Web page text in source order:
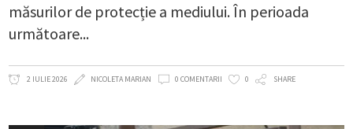
măsurilor de protecție a mediului. În perioada
următoare
2 IULIE 2026 NICOLETA MARIAN 0 COMENTARII 0 SHARE